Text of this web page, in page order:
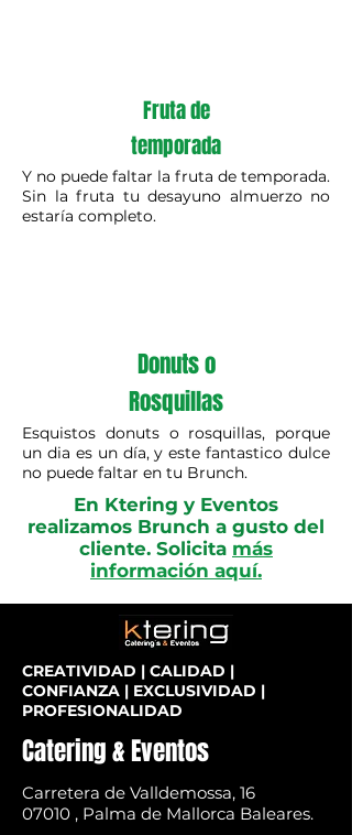
Fruta de
temporada
Y no puede faltar la fruta de temporada.
Sin la fruta tu desayuno almuerzo no
estaría completo.
Donuts o
Rosquillas
Esquistos donuts o rosquillas, porque
un dia es un día, y este fantastico dulce
no puede faltar en tu Brunch.
En Ktering y Eventos
realizamos Brunch a gusto del
cliente. Solicita más
información aquí.
CREATIVIDAD | CALIDAD |
CONFIANZA | EXCLUSIVIDAD |
PROFESIONALIDAD
Catering & Eventos
Carretera de Valldemossa, 16
07010 , Palma de Mallorca Baleares.